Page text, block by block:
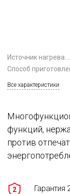
Источник нагрева
Способ
Все характеристики
функций,
против
2
Гарантия